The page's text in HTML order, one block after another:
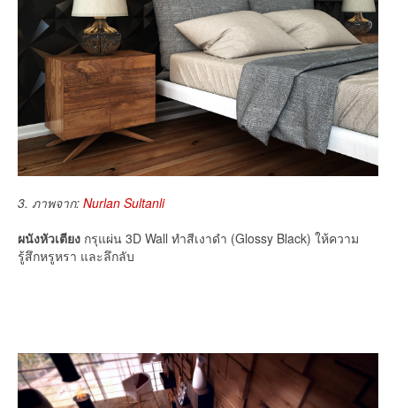
3. ภาพจาก: Nurlan Sultanli
ผนังหัวเตียง กรุแผ่น 3D Wall ทำสีเงาดำ (Glossy Black) ให้ความ
รู้สึกหรูหรา และลึกลับ